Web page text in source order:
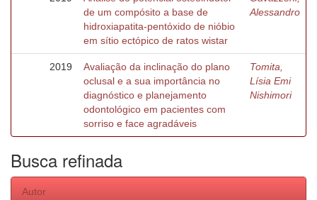
de um compósito a base de
hidroxiapatita-pentóxido de nióbio
em sítio ectópico de ratos wistar
Alessandro
2019
Avaliação da inclinação do plano
oclusal e a sua importância no
diagnóstico e planejamento
odontológico em pacientes com
sorriso e face agradáveis
Tomita,
Lísia Emi
Nishimori
Busca refinada
Autor